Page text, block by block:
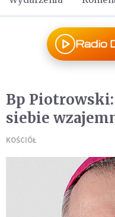
Radio
Bp
siebie
KOŚCIÓŁ